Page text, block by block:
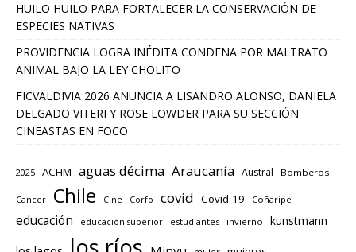
HUILO HUILO PARA FORTALECER LA CONSERVACIÓN DE
ESPECIES NATIVAS
PROVIDENCIA LOGRA INÉDITA CONDENA POR MALTRATO
ANIMAL BAJO LA LEY CHOLITO
FICVALDIVIA 2026 ANUNCIA A LISANDRO ALONSO, DANIELA
DELGADO VITERI Y ROSE LOWDER PARA SU SECCIÓN
CINEASTAS EN FOCO
2025 ACHM aguas décima Araucanía Austral Bomberos
Cancer Chile Cine Corfo covid Covid-19 Coñaripe
educación educación superior estudiantes invierno kunstmann